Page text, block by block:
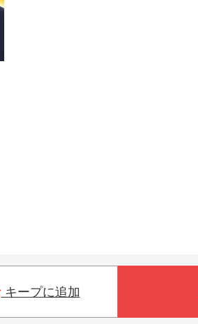
キープに追加